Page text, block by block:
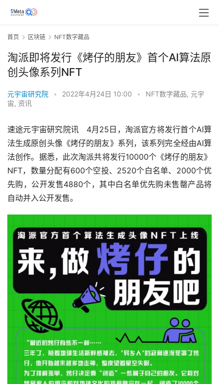
首页 区块链 NFT数字藏品
淘派即将发行《烤仔的朋友》首个AI算法原
创头像系列NFT
元宇宙研究院 • 2022年4月24日 10:00 • NFT数字藏品, 元宇
宙, 资讯
速途元宇宙研究院讯   4月25日，淘派官方将发行首个AI算
法生成原创头像《烤仔的朋友》系列，该系列完全经由AI算
法创作。据悉，此次淘派共将发行10000个《烤仔的朋友》
NFT，数量分配有600个空投、2520个白名单、2000个优
先购，公开发售4880个，其中白名单优先购未售罄产品将
自动并入公开发售。